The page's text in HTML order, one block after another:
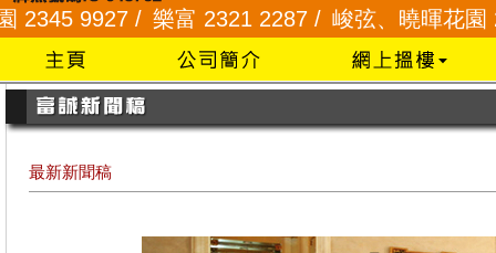
/樂富 2321 2287 /峻弦、曉暉花園 2345
最新新聞稿